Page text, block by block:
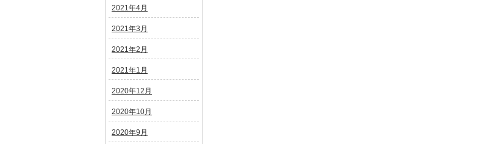
2021年4月
2021年3月
2021年2月
2021年1月
2020年12月
2020年10月
2020年9月